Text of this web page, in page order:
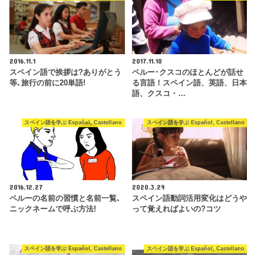
2016.11.1
スペイン語で挨拶は?ありがとう
等､旅行の前に20単語!
2017.11.10
ペルー･クスコのほとんどが話せ
る言語！スペイン語、英語、日本
語、クスコ・…
スペイン語を学ぶ Español, Castellano
2016.12.27
ペルーの名前の習慣と名前一覧､
ニックネームで呼ぶ方法!
スペイン語を学ぶ Español, Castellano
2020.3.29
スペイン語動詞活用変化はどうや
って覚えればよいの?コツ
スペイン語を学ぶ Español, Castellano スペイン語を学ぶ Español, Castellano